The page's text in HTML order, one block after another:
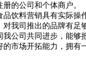
的公司和个体商户。
饮料营销具有实际操
我司推出的品牌有足
公司共同进步，能够
市场开拓能力，拥有